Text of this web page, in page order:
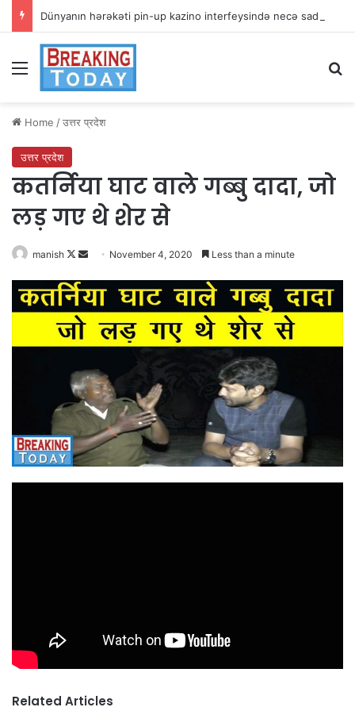
Menu
Home /उत्तर प्रदेश
उत्तर प्रदेश
कतर्निया घाट वाले गब्बु दादा, जो
लड़ गए थे शेर से
manish
Follow
X
Send
email
November 4, 2020 Less than a minute
Related Articles